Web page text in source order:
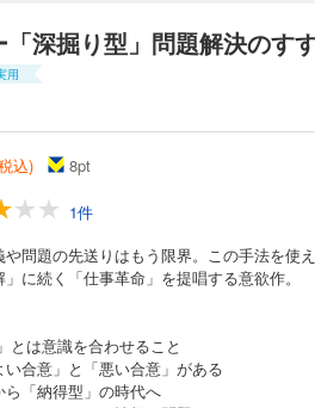
「深掘り型」問題解決のす
用
込) 8pt
1件
や問題の先送りはもう限界。この手法を使
に続く「仕事革命」を提唱する意欲作。
とは意識を合わせること
合意」と「悪い合意」がある
ら「納得型」の時代へ